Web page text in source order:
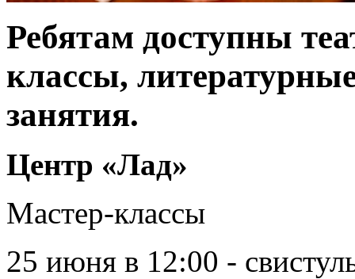
Ребятам доступны
классы,
занятия.
Центр «Лад»
Мастер-классы
25 июня в 12:00 -